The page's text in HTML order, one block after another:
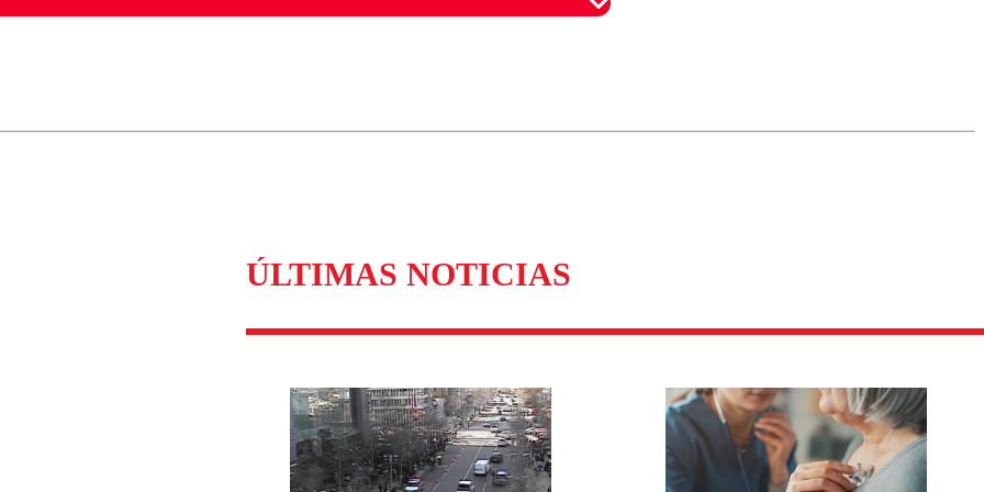
ÚLTIMAS NOTICIAS